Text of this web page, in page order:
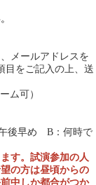
メールアドレスを
目をご記入の上、送
ム可）
午後早め B ：何時で
す。試演参加の人
の方は昼頃からの
中しか都合がつか